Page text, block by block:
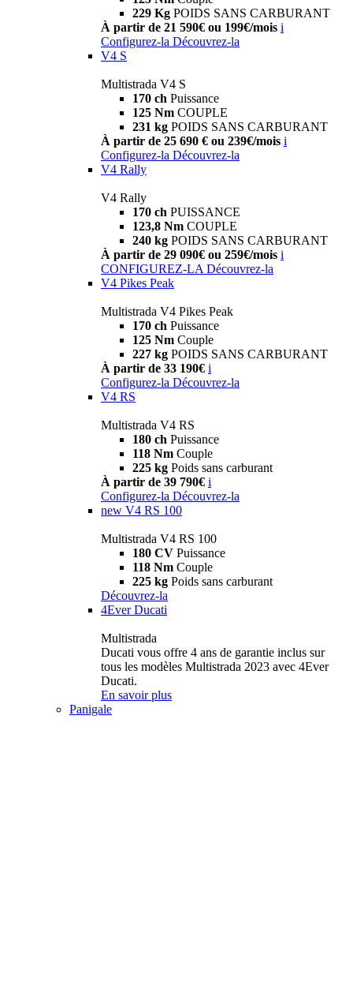
229 Kg POIDS SANS CARBURANT
À partir de 21 590€ ou 199€/mois i
Configurez-la Découvrez-la
V4 S
Multistrada V4 S
170 ch Puissance
125 Nm COUPLE
231 kg POIDS SANS CARBURANT
À partir de 25 690 € ou 239€/mois i
Configurez-la Découvrez-la
V4 Rally
V4 Rally
170 ch PUISSANCE
123,8 Nm COUPLE
240 kg POIDS SANS CARBURANT
À partir de 29 090€ ou 259€/mois i
CONFIGUREZ-LA Découvrez-la
V4 Pikes Peak
Multistrada V4 Pikes Peak
170 ch Puissance
125 Nm Couple
227 kg POIDS SANS CARBURANT
À partir de 33 190€ i
Configurez-la Découvrez-la
V4 RS
Multistrada V4 RS
180 ch Puissance
118 Nm Couple
225 kg Poids sans carburant
À partir de 39 790€ i
Configurez-la Découvrez-la
new V4 RS 100
Multistrada V4 RS 100
180 CV Puissance
118 Nm Couple
225 kg Poids sans carburant
Découvrez-la
4Ever Ducati
Multistrada
Ducati vous offre 4 ans de garantie inclus sur
tous les modèles Multistrada 2023 avec 4Ever
Ducati.
En savoir plus
Panigale